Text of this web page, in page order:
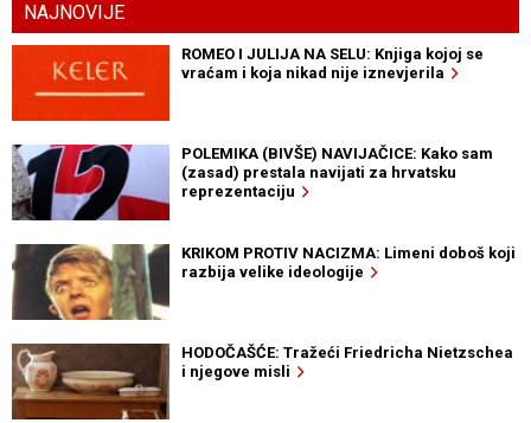
NAJNOVIJE
ROMEO I JULIJA NA SELU: Knjiga kojoj se
vraćam i koja nikad nije iznevjerila
POLEMIKA (BIVŠE) NAVIJAČICE: Kako sam
(zasad) prestala navijati za hrvatsku
reprezentaciju
KRIKOM PROTIV NACIZMA: Limeni doboš koji
razbija velike ideologije
HODOČAŠĆE: Tražeći Friedricha Nietzschea
i njegove misli